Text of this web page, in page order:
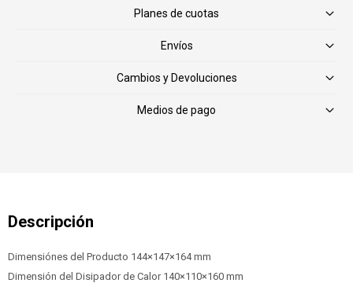
Planes de cuotas
Envíos
Cambios y Devoluciones
Medios de pago
Dimensiónes del Producto 144×147×164 mm
Dimensión del Disipador de Calor 140×110×160 mm